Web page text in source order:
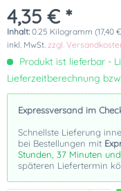
4,35 € *
Inhalt: 0.25 Kilogramm (17,40
inkl. MwSt. zzgl.
Produkt ist lieferbar -
Lieferzeitberechnung
Expressversand im
Schnellste Lieferung
bei Bestellungen mit
Stunden, 37 Minuten
späteren Liefertermin